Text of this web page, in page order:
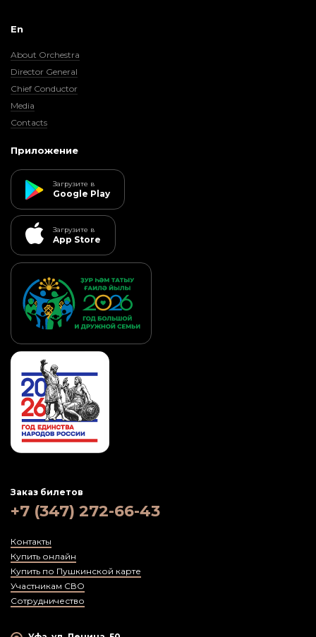
En
About Orchestra
Director General
Chief Conductor
Media
Contacts
Приложение
Загрузите в
Google Play
Загрузите в
App Store
Заказ билетов
+7 (347) 272-66-43
Контакты
Купить онлайн
Купить по Пушкинской карте
Участникам СВО
Сотрудничество